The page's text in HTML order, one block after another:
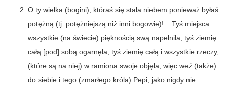
O ty wielka (bogini), któraś się stała niebem ponieważ byłaś
potężną (tj. potężniejszą niż inni bogowie)!... Tyś miejsca
wszystkie (na świecie) pięknością swą napełniła, tyś ziemię
całą [pod] sobą ogarnęła, tyś ziemię całą i wszystkie rzeczy,
(które są na niej) w ramiona swoje objęła; więc weź (także)
do siebie i tego (zmarłego króla) Pepi, jako nigdy nie